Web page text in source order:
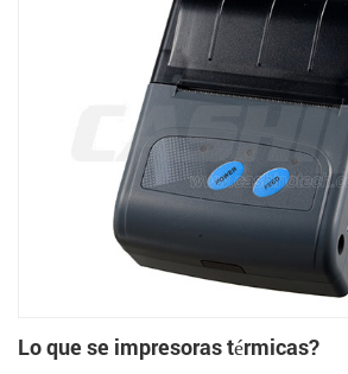
Lo que se impresoras térmicas?